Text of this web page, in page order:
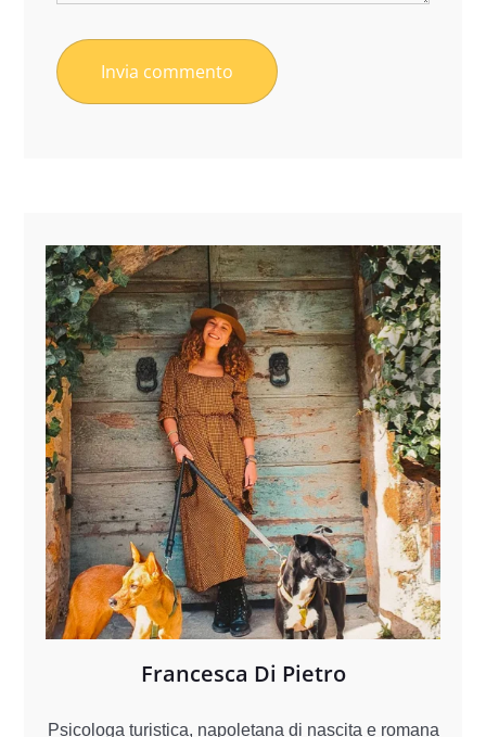
Francesca Di Pietro
Psicologa turistica, napoletana di nascita e romana